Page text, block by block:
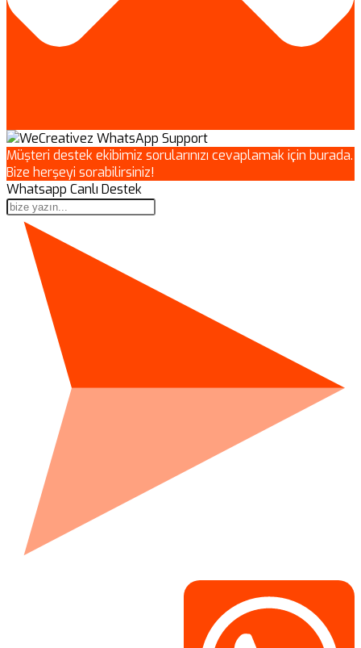
Müşteri destek ekibimiz sorularınızı cevaplamak için burada.
Bize herşeyi sorabilirsiniz!
Whatsapp Canlı Destek